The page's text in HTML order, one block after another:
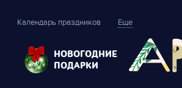
Календарь праздников Еще
НОВОГОДНИЕ
ПОДАРКИ